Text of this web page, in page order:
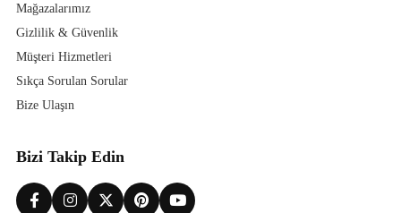
Mağazalarımız
Gizlilik & Güvenlik
Müşteri Hizmetleri
Sıkça Sorulan Sorular
Bize Ulaşın
Bizi Takip Edin